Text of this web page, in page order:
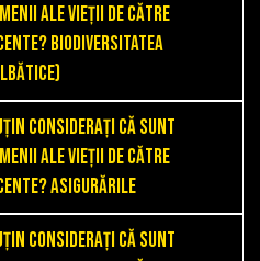
ale vieții de către
Biodiversitatea
considerați că sunt
ale vieții de către
Asigurările
considerați că sunt